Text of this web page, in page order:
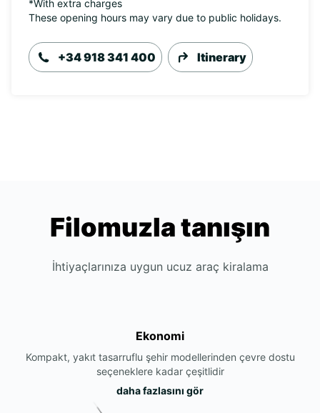
*With extra charges
These opening hours may vary due to public holidays.
+34 918 341 400 Itinerary
Filomuzla tanışın
İhtiyaçlarınıza uygun ucuz araç kiralama
Ekonomi
Kompakt, yakıt tasarruflu şehir modellerinden çevre dostu
seçeneklere kadar çeşitlidir
daha fazlasını gör